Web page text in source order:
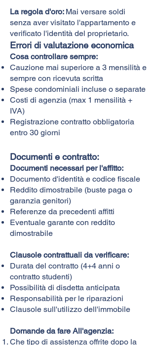
La regola d'oro: Mai versare soldi
senza aver visitato l'appartamento e
verificato l'identità del proprietario.
Errori di valutazione economica
Cosa controllare sempre:
Cauzione mai superiore a 3 mensilità e
sempre con ricevuta scritta
Spese condominiali incluse o separate
Costi di agenzia (max 1 mensilità +
IVA)
Registrazione contratto obbligatoria
entro 30 giorni
Documenti e contratto:
Documenti necessari per l'affitto:
Documento d'identità e codice fiscale
Reddito dimostrabile (buste paga o
garanzia genitori)
Referenze da precedenti affitti
Eventuale garante con reddito
dimostrabile
Clausole contrattuali da verificare:
Durata del contratto (4+4 anni o
contratto studenti)
Possibilità di disdetta anticipata
Responsabilità per le riparazioni
Clausole sull'utilizzo dell'immobile
Domande da fare All'agenzia:
Che tipo di assistenza offrite dopo la